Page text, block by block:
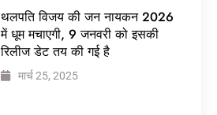
थलपति विजय की जन नायकन 2026
में धूम मचाएगी, 9 जनवरी को इसकी
रिलीज डेट तय की गई है
मार्च 25, 2025